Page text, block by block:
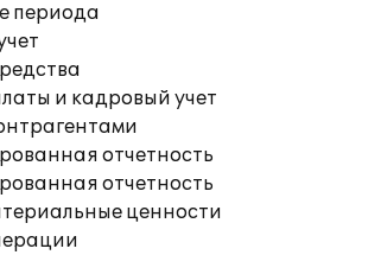
периода
и кадровый учет
отчетность
отчетность
ценности